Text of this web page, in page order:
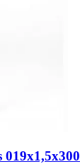
019x1,5x300